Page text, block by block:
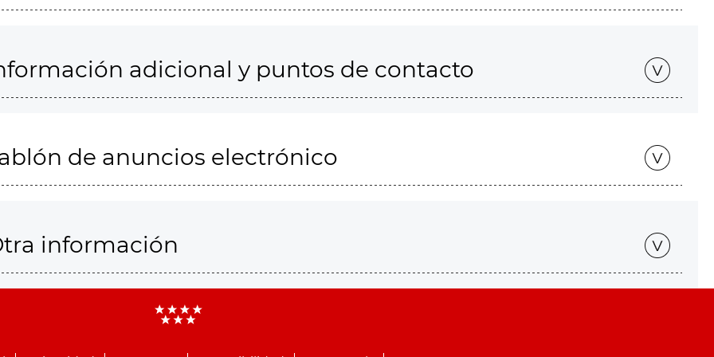
adicional y puntos de contacto
de anuncios electrónico
información